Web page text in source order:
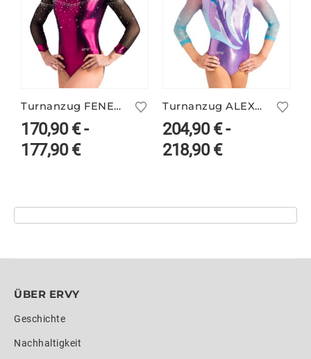
Turnanzug FENELLA/1 mit Glitzer
170,90€-
177,90€
Turnanzug ALEXANDRINA/3 mit 3/4-Arm
204,90€-
218,90€
ÜBER ERVY
Geschichte
Nachhaltigkeit